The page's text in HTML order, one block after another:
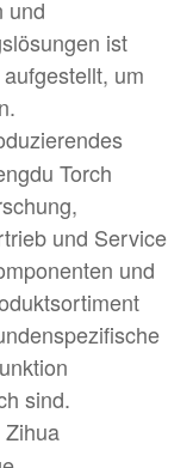
und
ist
um
Torch
und Service
und
sind.
Zihua